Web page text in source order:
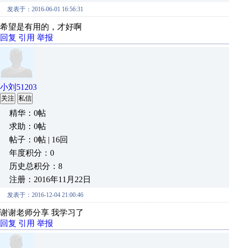
发表于：2016-06-01 16:56:31
希望是有用的，才好啊
回复 引用 举报
小刘51203
关注 私信
精华：0帖
求助：0帖
帖子：0帖 | 16回
年度积分：0
历史总积分：8
注册：2016年11月22日
发表于：2016-12-04 21:00:46
谢谢老师分享 我学习了
回复 引用 举报